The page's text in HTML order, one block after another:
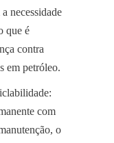
necessidade
que é
contra
em petróleo.
com
o